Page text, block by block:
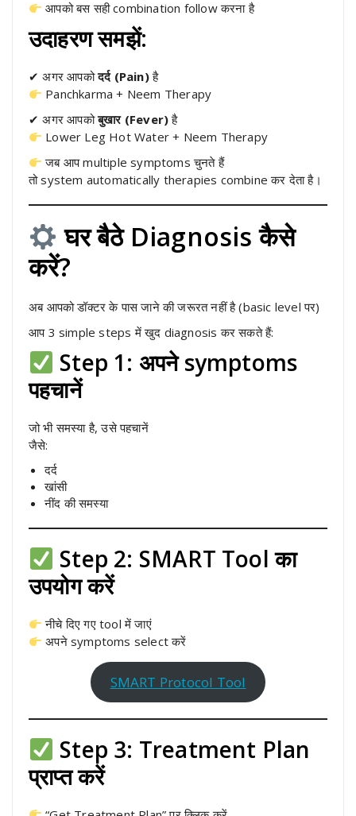
आपको बस सही combination follow करना है
उदाहरण समझें:
✔ अगर आपकोदर्द (Pain)है
Panchkarma + Neem Therapy
✔ अगर आपकोबुखार (Fever)है
Lower Leg Hot Water + Neem Therapy
जब आप multiple symptoms चुनते हैं
तो system automatically therapies combine कर देता है।
घर बैठे Diagnosis कैसे
करें?
अब आपको डॉक्टर के पास जाने की जरूरत नहीं है (basic level पर)
आप 3 simple steps में खुद diagnosis कर सकते हैं:
Step 1: अपने symptoms
पहचानें
जो भी समस्या है, उसे पहचानें
जैसे:
दर्द
खांसी
नींद की समस्या
Step 2: SMART Tool का
उपयोग करें
नीचे दिए गए tool में जाएं
अपने symptoms select करें
SMART Protocol Tool
Step 3: Treatment Plan
प्राप्त करें